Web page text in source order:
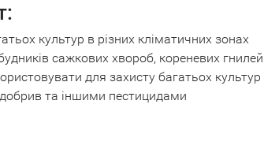
культур в різних кліматичних зонах
сажкових хвороб, кореневих
для захисту багатьох культур
та іншими пестицидами